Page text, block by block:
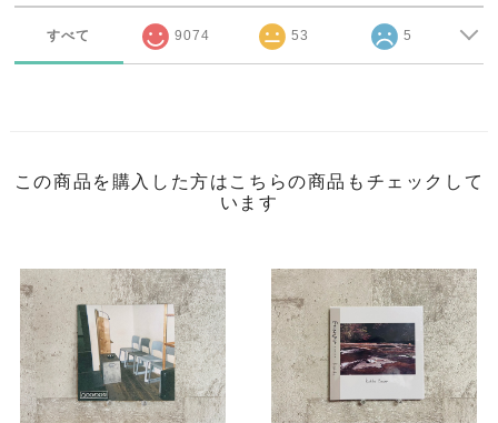
すべて 9074 53 5
この商品を購入した方はこちらの商品もチェックして
います